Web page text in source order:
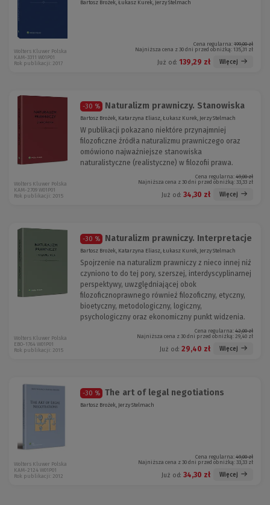
Bartosz Brożek, Łukasz Kurek, Jerzy Stelmach
Cena regularna: 199,00 zł
Najniższa cena z 30 dni przed obniżką: 135,31 zł
Już od: 139,29 zł Więcej
Wolters Kluwer Polska
KAM-3311 W01P01
Rok publikacji: 2017
-30 % Naturalizm prawniczy. Stanowiska
Bartosz Brożek, Katarzyna Eliasz, Łukasz Kurek, Jerzy Stelmach
W publikacji pokazano niektóre przynajmniej
filozoficzne źródła naturalizmu prawniczego oraz
omówiono najważniejsze stanowiska
naturalistyczne (realistyczne) w filozofii prawa.
Cena regularna: 49,00 zł
Najniższa cena z 30 dni przed obniżką: 33,33 zł
Już od: 34,30 zł Więcej
Wolters Kluwer Polska
KAM-2709 W01P01
Rok publikacji: 2015
-30 % Naturalizm prawniczy. Interpretacje
Bartosz Brożek, Katarzyna Eliasz, Łukasz Kurek, Jerzy Stelmach
Spojrzenie na naturalizm prawniczy z nieco innej niż
czyniono to do tej pory, szerszej, interdyscyplinarnej
perspektywy, uwzględniającej obok
filozoficznoprawnego również filozoficzny, etyczny,
bioetyczny, metodologiczny, logiczny,
psychologiczny oraz ekonomiczny punkt widzenia.
Cena regularna: 42,00 zł
Najniższa cena z 30 dni przed obniżką: 29,40 zł
Już od: 29,40 zł Więcej
Wolters Kluwer Polska
EBO-1764 W01P01
Rok publikacji: 2015
-30 % The art of legal negotiations
Bartosz Brożek, Jerzy Stelmach
Cena regularna: 49,00 zł
Najniższa cena z 30 dni przed obniżką: 33,33 zł
Już od: 34,30 zł Więcej
Wolters Kluwer Polska
KAM-2124 W01P01
Rok publikacji: 2012